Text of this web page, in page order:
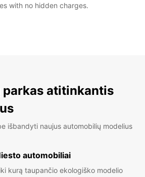
with no hidden charges.
atitinkantis
išbandyti naujus automobilių modelius
automobiliai
kurą taupančio ekologiško modelio